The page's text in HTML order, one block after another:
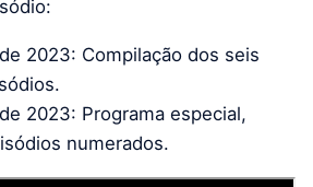
2023: Compilação dos seis
2023: Programa especial,
numerados.